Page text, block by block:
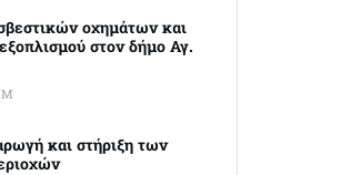
οχημάτων και
στον δήμο Αγ.
και στήριξη των